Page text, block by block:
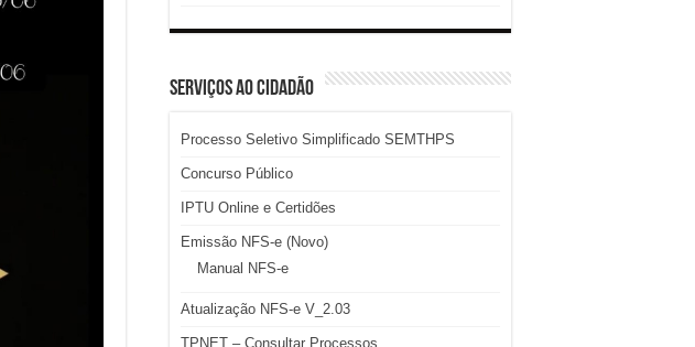
SERVIÇOS AO CIDADÃO
Processo Seletivo Simplificado SEMTHPS
Concurso Público
IPTU Online e Certidões
Emissão NFS-e (Novo)
Manual NFS-e
Atualização NFS-e V_2.03
TPNET – Consultar Processos